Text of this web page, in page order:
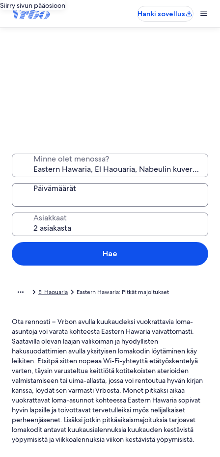
Siirry sivun pääosioon
Hanki sovellus
Majoitu viikoksi, kuukaudeksi tai pidemmäksi aikaa
vain sinun käytössäsi olevaan mukavaan
majapaikkaan.
Minne olet menossa?
Päivämäärät
Asiakkaat
Hae
El Haouaria Eastern Hawaria: Pitkät majoitukset
Ota rennosti − Vrbon avulla kuukaudeksi vuokrattavia loma-
asuntoja voi varata kohteesta Eastern Hawaria vaivattomasti.
Saatavilla olevan laajan valikoiman ja hyödyllisten
hakusuodattimien avulla yksityisen lomakodin löytäminen käy
leikiten. Etsitpä sitten nopeaa Wi-Fi-yhteyttä etätyöskentelyä
varten, täysin varusteltua keittiötä kotitekoisten aterioiden
valmistamiseen tai uima-allasta, jossa voi rentoutua hyvän kirjan
kanssa, löydät sen varmasti Vrbosta. Monet pitkäksi aikaa
vuokrattavat loma-asunnot kohteessa Eastern Hawaria sopivat
hyvin lapsille ja toivottavat tervetulleiksi myös nelijalkaiset
perheenjäsenet. Lisäksi jotkin pitkäaikaismajoituksia tarjoavat
lomakodit antavat kuukausialennuksia kuukauden kestävistä
yöpymisistä ja viikkoalennuksia viikon kestävistä yöpymisistä.